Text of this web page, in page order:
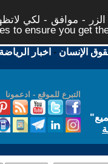
- موافق - لكي
to ensure you get
الإنسان - اخبار الرياضة
التبرع للموقع - ادعمونا
"